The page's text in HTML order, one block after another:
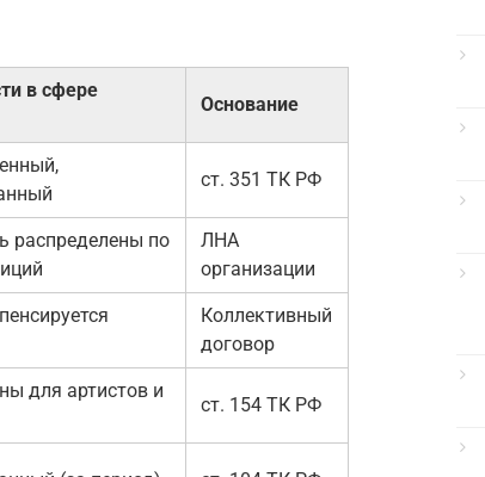
в сфере
Основание
ст. 351 ТК РФ
распределены по
ЛНА
организации
Коллективный
договор
для артистов и
ст. 154 ТК РФ